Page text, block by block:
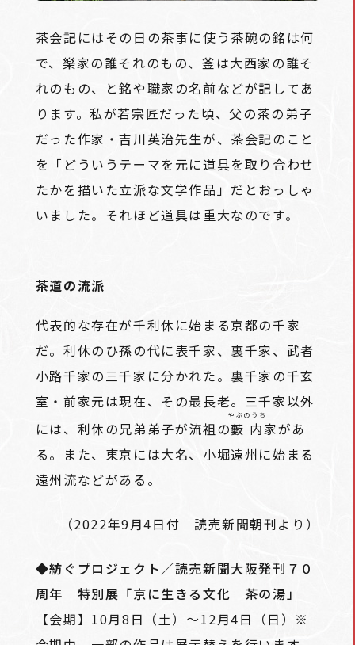
茶会記にはその日の茶事に使う茶碗の銘は何
で、樂家の誰それのもの、釜は大西家の誰そ
れのもの、と銘や職家の名前などが記してあ
ります。私が若宗匠だった頃、父の茶の弟子
だった作家・吉川英治先生が、茶会記のこと
を「どういうテーマを元に道具を取り合わせ
たかを描いた立派な文学作品」だとおっしゃ
いました。それほど道具は重大なのです。
茶道の流派
代表的な存在が千利休に始まる京都の千家
だ。利休のひ孫の代に表千家、裏千家、武者
小路千家の三千家に分かれた。裏千家の千玄
室・前家元は現在、その最長老。三千家以外
には、利休の兄弟弟子が流祖の藪内
やぶのうち
家があ
る。また、東京には大名、小堀遠州に始まる
遠州流などがある。
（2022年9月4日付 読売新聞朝刊より）
◆紡ぐプロジェクト／読売新聞大阪発刊７０
周年 特別展「京に生きる文化 茶の湯」
【会期】10月8日（土）～12月4日（日）※